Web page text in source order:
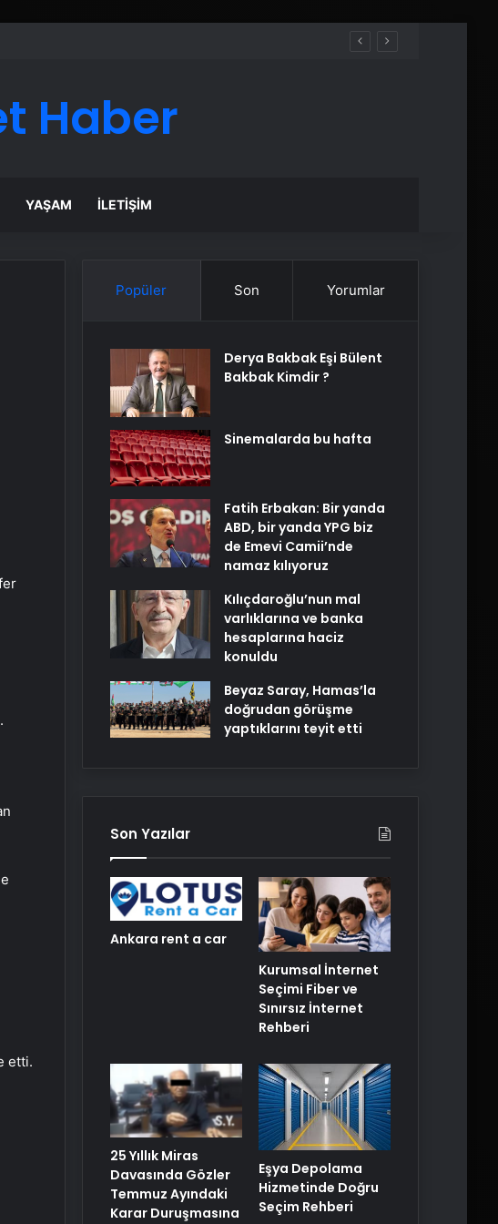
Haber
YAŞAM İLETIŞIM
etti.
Popüler Son Yorumlar
Derya Bakbak Eşi Bülent
Bakbak Kimdir ?
Sinemalarda bu hafta
Fatih Erbakan: Bir yanda
ABD, bir yanda YPG biz
de Emevi Camii’nde
namaz kılıyoruz
Kılıçdaroğlu’nun mal
varlıklarına ve banka
hesaplarına haciz
konuldu
Beyaz Saray, Hamas’la
doğrudan görüşme
yaptıklarını teyit etti
Son Yazılar
Ankara rent a car
Kurumsal İnternet
Seçimi Fiber ve
Sınırsız İnternet
Rehberi
25 Yıllık Miras
Davasında Gözler
Temmuz Ayındaki
Karar Duruşmasına
Eşya Depolama
Hizmetinde Doğru
Seçim Rehberi